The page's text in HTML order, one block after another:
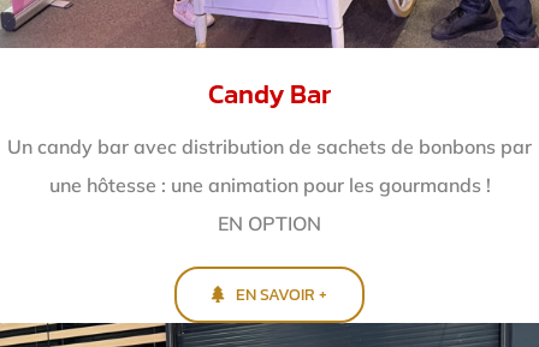
Candy Bar
Un candy bar avec distribution de sachets de bonbons par
une hôtesse : une animation pour les gourmands !
EN OPTION
EN SAVOIR +